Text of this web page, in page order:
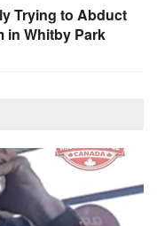
Trying to Abduct
in Whitby Park